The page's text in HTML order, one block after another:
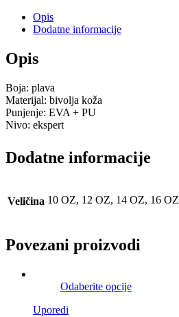
Opis
Dodatne informacije
Opis
Boja: plava
Materijal: bivolja koža
Punjenje: EVA + PU
Nivo: ekspert
Dodatne informacije
Veličina 10 OZ, 12 OZ, 14 OZ, 16 OZ
Povezani proizvodi
Odaberite opcije
Uporedi